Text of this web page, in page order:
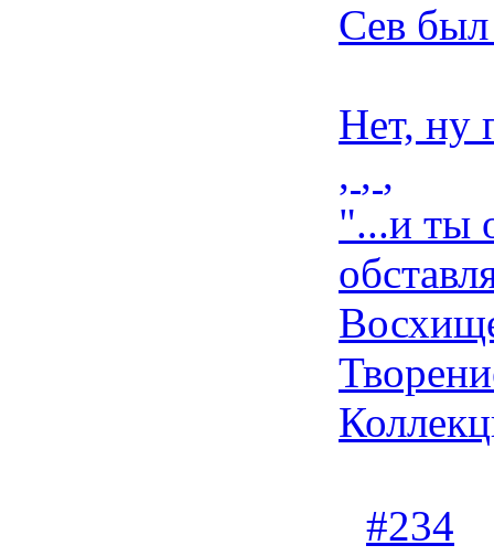
Сев был
Нет, ну
, , ,
"...и ты
#234